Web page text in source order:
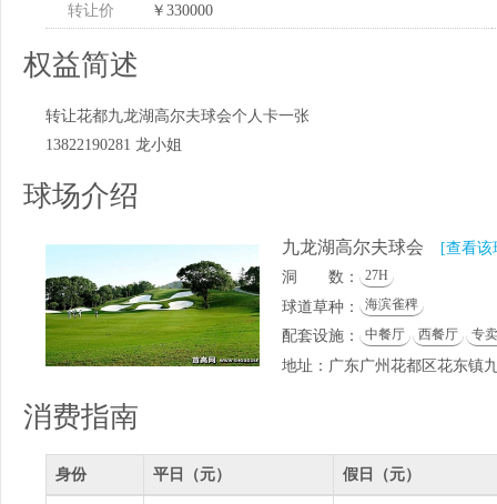
转让价 ￥330000
权益简述
转让花都九龙湖高尔夫球会个人卡一张
13822190281 龙小姐
球场介绍
九龙湖高尔夫球会
[查看该
洞 数：
27H
球道草种： 海滨雀稗
配套设施： 中餐厅 西餐厅 专
地址：广东广州花都区花东镇
消费指南
身份 平日（元） 假日（元）